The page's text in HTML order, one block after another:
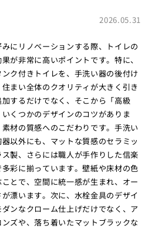
2026.05.31
にリノベーションする際、トイレの
が非常に高いポイントです。特に、
ク付きトイレを、手洗い器の後付け
まい全体のクオリティが大きく引き
するだけでなく、そこから「高級
くつかのデザインのコツがありま
材の質感へのこだわりです。手洗い
以外にも、マットな質感のセラミッ
製、さらには職人が手作りした信楽
彩に揃っています。壁紙や床材の色
とで、空間に統一感が生まれ、オー
漂います。次に、水栓金具のデザイ
ンなクローム仕上げだけでなく、ア
ズや、落ち着いたマットブラックな